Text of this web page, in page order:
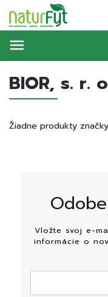
BIOR, s. r.
Žiadne produkty značky
Vložte svoj e-
informácie o